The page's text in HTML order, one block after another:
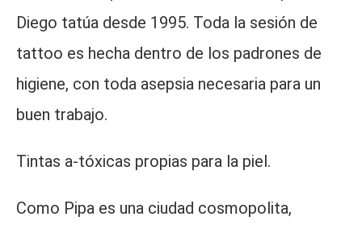
Diego tatúa desde 1995. Toda la sesión de
tattoo es hecha dentro de los padrones de
higiene, con toda asepsia necesaria para un
buen trabajo.
Tintas a-tóxicas propias para la piel.
Como Pipa es una ciudad cosmopolita,